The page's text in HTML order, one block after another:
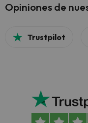
Opiniones de
Trustpilot